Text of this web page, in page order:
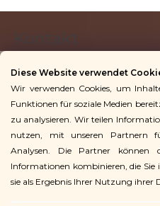
Diese Website verwendet
Wir verwenden Cookies, um
Funktionen für soziale Medien
zu analysieren. Wir teilen
nutzen, mit unseren Partnern
Analysen. Die Partner können
Informationen kombinieren, die Sie
sie als Ergebnis Ihrer Nutzung ihrer
ß
e
Kontakt
info@
+49 781 9563
Für Kunden